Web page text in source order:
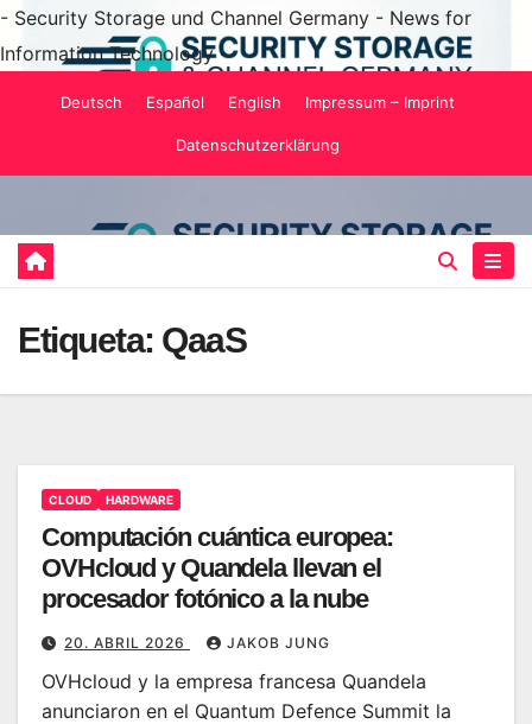
- Security Storage und Channel Germany - News for
Information Technology -
Deutsch Español English Impressum – Imprint
Datenschutzerklärung
Etiqueta: QaaS
CLOUD HARDWARE
Computación cuántica europea:
OVHcloud y Quandela llevan el
procesador fotónico a la nube
20. ABRIL 2026 JAKOB JUNG
OVHcloud y la empresa francesa Quandela
anunciaron en el Quantum Defence Summit la